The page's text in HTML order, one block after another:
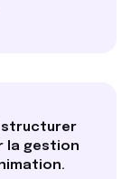
structurer
la gestion